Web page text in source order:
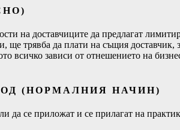
на доставчиците да предлагат
ще трявба да плати на същия
всичко зависи от отнешението на
(НОРМАЛНИЯ НАЧИН)
да се приложат и се прилагат на